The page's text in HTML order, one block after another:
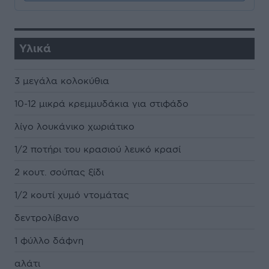
Υλικά
3 μεγάλα κολοκύθια
10-12 μικρά κρεμμυδάκια για στιφάδο
λίγο λουκάνικο χωριάτικο
1/2 ποτήρι του κρασιού λευκό κρασί
2 κουτ. σούπας ξίδι
1/2 κουτί χυμό ντομάτας
δεντρολίβανο
1 φύλλο δάφνη
αλάτι